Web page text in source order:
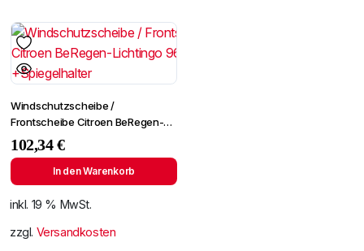
Windschutzscheibe /
Frontscheibe Citroen BeRegen-
Lichtingo 96- +Spiegelhalter
102,34€
In den Warenkorb
inkl. 19 % MwSt.
zzgl. Versandkosten